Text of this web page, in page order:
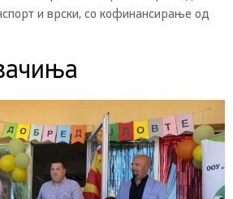
и врски, со кофинансирање од